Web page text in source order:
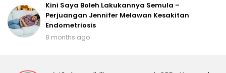
Kini Saya Boleh Lakukannya Semula –
Perjuangan Jennifer Melawan Kesakitan
Endometriosis
8 months ago